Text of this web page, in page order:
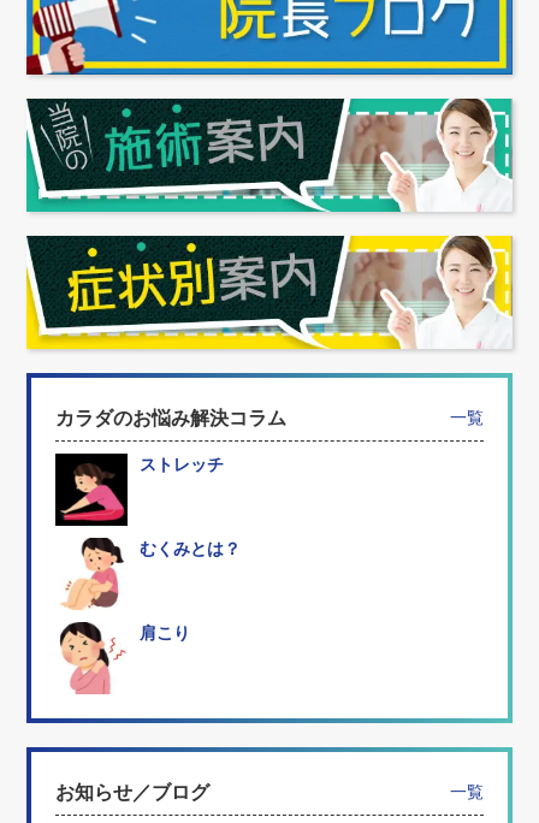
カラダのお悩み解決コラム 一覧
ストレッチ
むくみとは？
肩こり
お知らせ／ブログ 一覧